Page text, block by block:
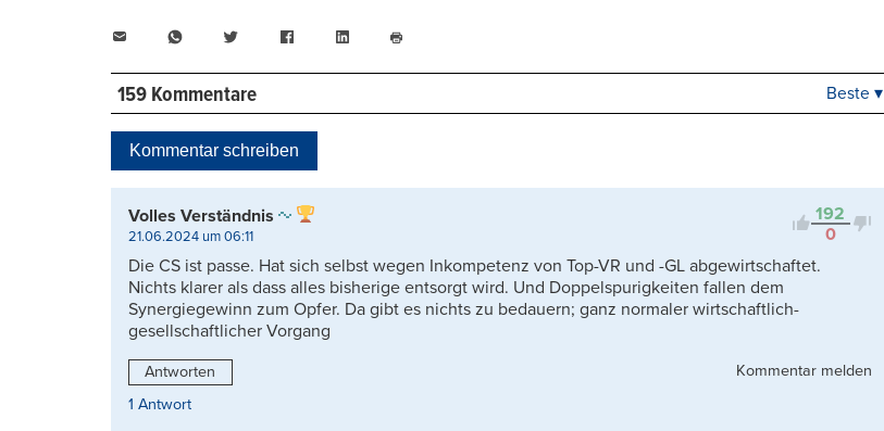
WhatsAppTwitter FacebookLinkedIn
drucken
159 Kommentare
Kontrovers
Beste ▾
Kommentar schreiben
192
0
Volles Verständnis
21.06.2024 um 06:11
Die CS ist passe. Hat sich selbst wegen Inkompetenz von Top-VR und -GL abgewirtschaftet.
Nichts klarer als dass alles bisherige entsorgt wird. Und Doppelspurigkeiten fallen dem
Synergiegewinn zum Opfer. Da gibt es nichts zu bedauern; ganz normaler wirtschaftlich-
gesellschaftlicher Vorgang
Antworten
Kommentar melden
1 Antwort